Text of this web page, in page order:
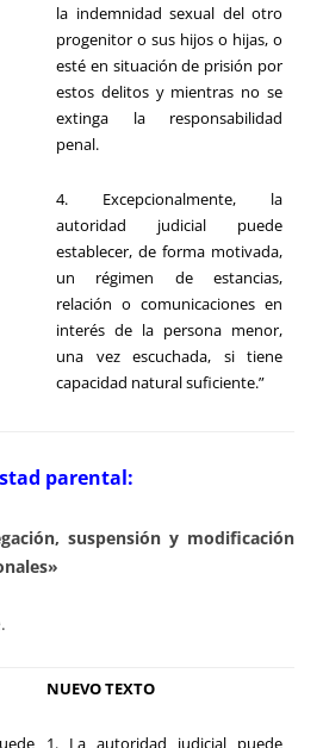
la indemnidad sexual del otro
progenitor o sus hijos o hijas, o
esté en situación de prisión por
estos delitos y mientras no se
extinga la responsabilidad
penal.
4. Excepcionalmente, la
autoridad judicial puede
establecer, de forma motivada,
un régimen de estancias,
relación o comunicaciones en
interés de la persona menor,
una vez escuchada, si tiene
capacidad natural suficiente.”
parental:
suspensión y modificación
NUEVO TEXTO
1. La autoridad judicial puede